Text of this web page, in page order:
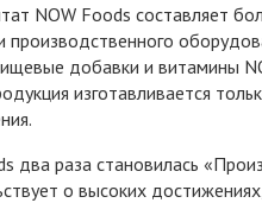
NOW Foods составляет
производственного
добавки и витамины
изготавливается
два раза становилась
о высоких